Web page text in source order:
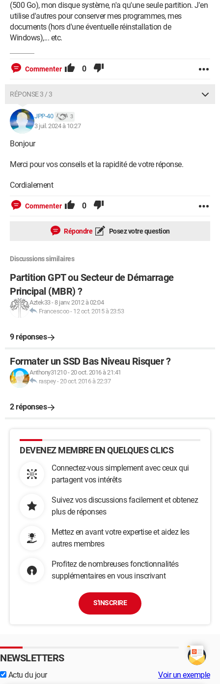
(500 Go), mon disque système, n'a qu'une seule partition. J'en
utilise d'autres pour conserver mes programmes, mes
documents (hors d'une éventuelle réinstallation de
Windows),... etc.
Commenter 0
RÉPONSE 3 / 3
JPP-40 3
3 juil. 2024 à 10:27
Bonjour
Merci pour vos conseils et la rapidité de votre réponse.
Cordialement
Commenter 0
Répondre Posez votre question
Discussions similaires
Partition GPT ou Secteur de Démarrage
Principal (MBR) ?
Aztek33-8 janv. 2012 à 02:04
Francescoo- 12 oct. 2015 à 23:53
9 réponses
Formater un SSD Bas Niveau Risquer ?
Anthony31210-20 oct. 2016 à 21:41
raspey-20 oct. 2016 à 22:37
2 réponses
DEVENEZ MEMBRE EN QUELQUES CLICS
Connectez-vous simplement avec ceux qui
partagent vos intérêts
Suivez vos discussions facilement et obtenez
plus de réponses
Mettez en avant votre expertise et aidez les
autres membres
Profitez de nombreuses fonctionnalités
supplémentaires en vous inscrivant
S'INSCRIRE
NEWSLETTERS
Actu du jour Voir un exemple